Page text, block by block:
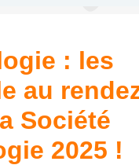
: les
au
Société
2025 !